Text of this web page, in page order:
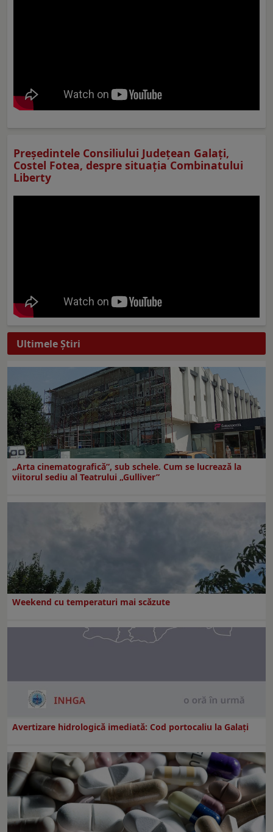
Preşedintele Consiliului Judeţean Galaţi,
Costel Fotea, despre situaţia Combinatului
Liberty
Ultimele Ştiri
„Arta cinematografică”, sub schele. Cum se lucrează la
viitorul sediu al Teatrului „Gulliver”
Weekend cu temperaturi mai scăzute
Avertizare hidrologică imediată: Cod portocaliu la Galaţi